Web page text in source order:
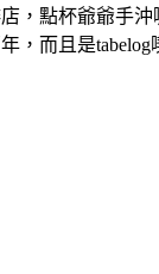
，點杯爺爺手
，而且是